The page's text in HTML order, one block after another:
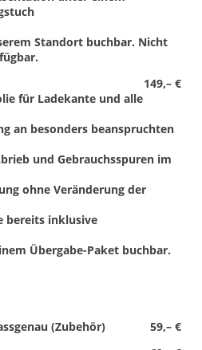
Standort buchbar. Nicht
149,– €
für Ladekante und alle
an besonders beanspruchten
und Gebrauchsspuren im
ohne Veränderung der
bereits inklusive
Übergabe-Paket buchbar.
59,– €
(Zubehör)